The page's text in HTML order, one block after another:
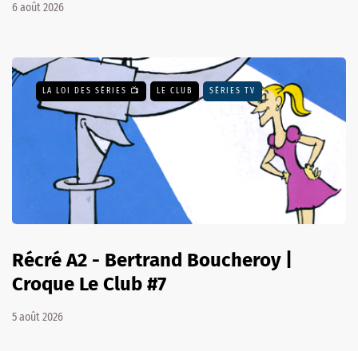
6 août 2026
LA LOI DES SÉRIES 📺 LE CLUB SÉRIES TV
Récré A2 - Bertrand Boucheroy |
Croque Le Club #7
5 août 2026